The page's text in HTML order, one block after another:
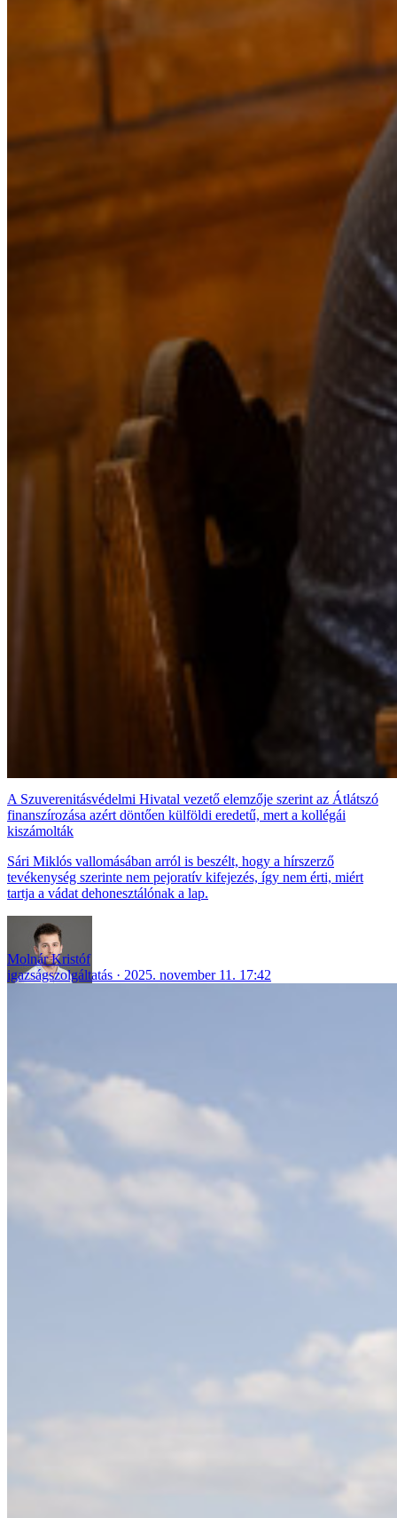
A Szuverenitásvédelmi Hivatal vezető elemzője szerint az Átlátszó
finanszírozása azért döntően külföldi eredetű, mert a kollégái
kiszámolták
Sári Miklós vallomásában arról is beszélt, hogy a hírszerző
tevékenység szerinte nem pejoratív kifejezés, így nem érti, miért
tartja a vádat dehonesztálónak a lap.
Molnár Kristóf
igazságszolgáltatás
2025. november 11. 17:42